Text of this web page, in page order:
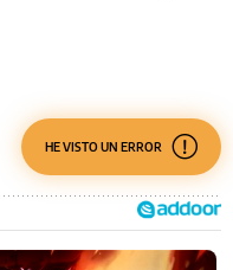
HE VISTO UN ERROR